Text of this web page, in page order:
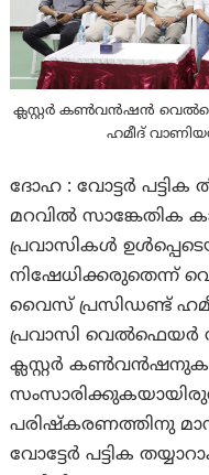
ക്ലസ്റ്റര്‍ കണ്‍വന്‍ഷന്‍
ഹമീദ്
ദോഹ : വോട്ടര്‍ പട്ടിക
മറവില്‍
പ്രവാസികൾ
നിഷേധിക്കരുതെന്ന്
വൈസ് പ്രസിഡണ്ട്
പ്രവാസി വെല്‍ഫെയര്‍
ക്ലസ്റ്റര്‍
പരിഷ്കരണത്തിനു
വോട്ടേര്‍ പട്ടിക